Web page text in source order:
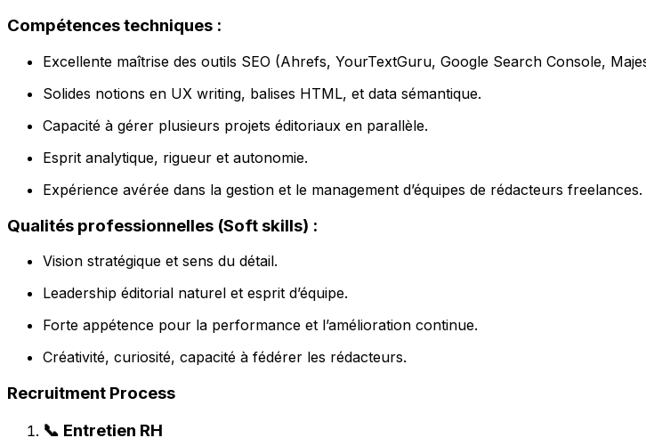
Compétences techniques :
Excellente maîtrise des outils SEO (Ahrefs, YourTextGuru, Google Search Console,
Solides notions en UX writing, balises HTML, et data sémantique.
Capacité à gérer plusieurs projets éditoriaux en parallèle.
Esprit analytique, rigueur et autonomie.
Expérience avérée dans la gestion et le management d’équipes de rédacteurs freelances.
Qualités professionnelles (Soft skills) :
Vision stratégique et sens du détail.
Leadership éditorial naturel et esprit d’équipe.
Forte appétence pour la performance et l’amélioration continue.
Créativité, curiosité, capacité à fédérer les rédacteurs.
Recruitment Process
📞 Entretien RH